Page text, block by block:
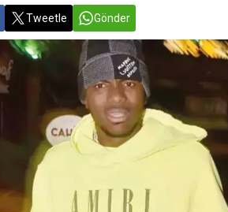
Tweetle Gönder